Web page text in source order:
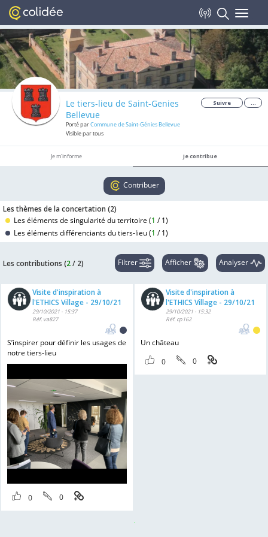
Toggle
Le tiers-lieu de Saint-Genies
Bellevue
Porté parCommune de Saint-Génies Bellevue
Visible par tous
Suivre ...
Je m'informe Je contribue
Contribuer
Les thèmes de la concertation (2)
Les éléments de singularité du territoire (1 /1)
Les éléments différenciants du tiers-lieu (1 /1)
Les contributions (2/ 2) Filtrer Afficher Analyser
Visite d'inspiration à
l'ETHICS Village - 29/10/21
29/10/2021 - 15:37
Réf. va827
S’inspirer pour définir les usages de
notre tiers-lieu
0 0
Visite d'inspiration à
l'ETHICS Village - 29/10/21
29/10/2021 - 15:32
Réf. cp162
Un château
0
0